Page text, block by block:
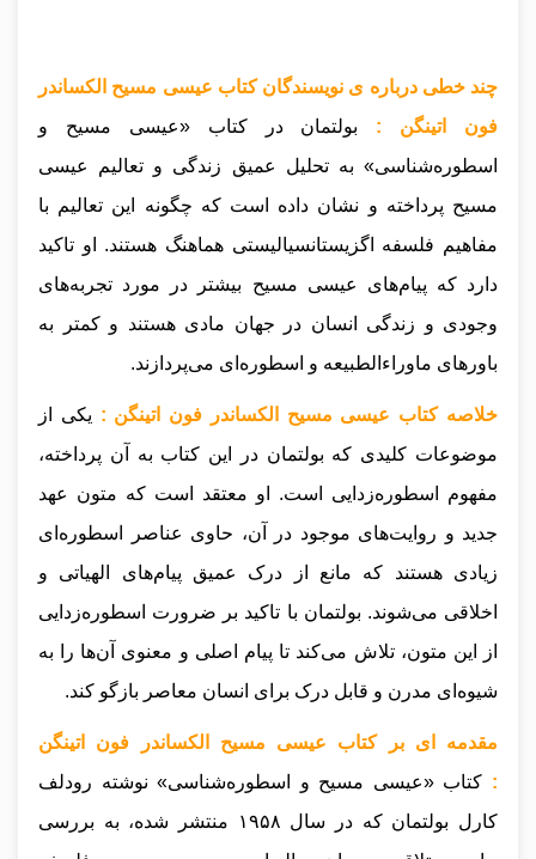
چند خطی درباره ی نویسندگان کتاب عیسی مسیح الکساندر
فون اتینگن : بولتمان در کتاب «عیسی مسیح و
اسطوره‌شناسی» به تحلیل عمیق زندگی و تعالیم عیسی
مسیح پرداخته و نشان داده است که چگونه این تعالیم با
مفاهیم فلسفه اگزیستانسیالیستی هماهنگ هستند. او تاکید
دارد که پیام‌های عیسی مسیح بیشتر در مورد تجربه‌های
وجودی و زندگی انسان در جهان مادی هستند و کمتر به
باورهای ماوراءالطبیعه و اسطوره‌ای می‌پردازند.
خلاصه کتاب عیسی مسیح الکساندر فون اتینگن : یکی از
موضوعات کلیدی که بولتمان در این کتاب به آن پرداخته،
مفهوم اسطوره‌زدایی است. او معتقد است که متون عهد
جدید و روایت‌های موجود در آن، حاوی عناصر اسطوره‌ای
زیادی هستند که مانع از درک عمیق پیام‌های الهیاتی و
اخلاقی می‌شوند. بولتمان با تاکید بر ضرورت اسطوره‌زدایی
از این متون، تلاش می‌کند تا پیام اصلی و معنوی آن‌ها را به
شیوه‌ای مدرن و قابل درک برای انسان معاصر بازگو کند.
مقدمه ای بر کتاب عیسی مسیح الکساندر فون اتینگن
: کتاب «عیسی مسیح و اسطوره‌شناسی» نوشته رودلف
کارل بولتمان که در سال ۱۹۵۸ منتشر شده، به بررسی